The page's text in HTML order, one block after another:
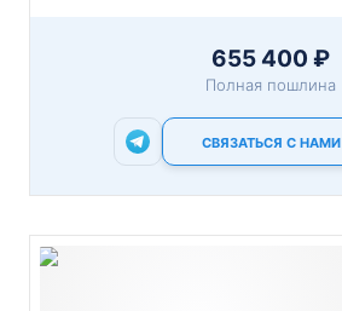
655 400 ₽
Полная пошлина
СВЯЗАТЬСЯ С НАМИ